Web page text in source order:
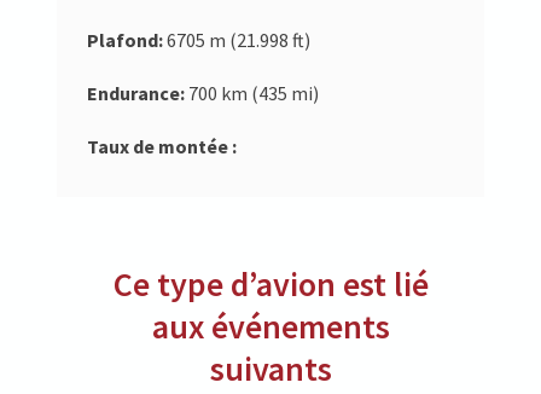
Plafond:6705 m (21.998 ft)
Endurance: 700 km (435 mi)
Taux de montée :
Ce type d’avion est lié
aux événements
suivants